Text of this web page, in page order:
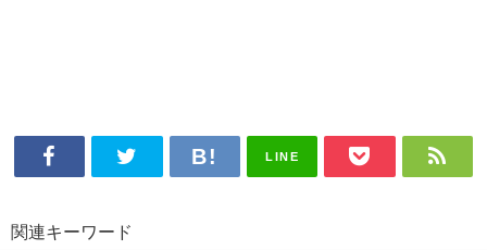
LINE
関連キーワード